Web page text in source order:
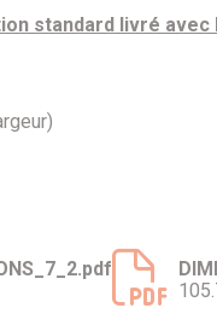
standard livré avec